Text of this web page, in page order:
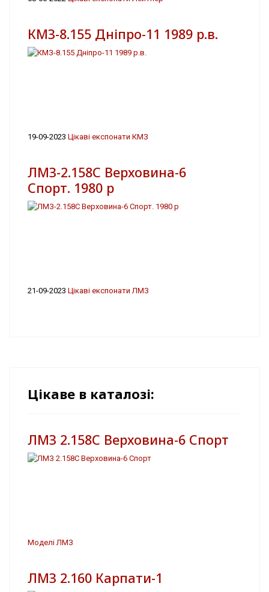
КМЗ-8.155 Дніпро-11 1989 р.в.
19-09-2023 Цікаві експонати КМЗ
ЛМЗ-2.158С Верховина-6
Спорт. 1980 р
21-09-2023 Цікаві експонати ЛМЗ
Цікаве в каталозі:
ЛМЗ 2.158С Верховина-6 Спорт
Моделі ЛМЗ
ЛМЗ 2.160 Карпати-1